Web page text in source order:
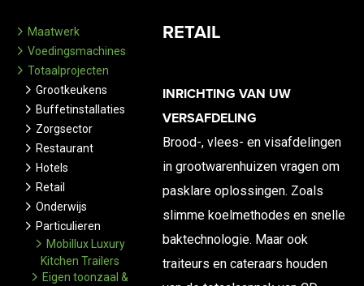
Maatwerk
Voedingsmachines
Totaalprojecten
Grootkeukens
Buffetinstallaties
Zorgsector
Restaurant
Hotels
Retail
Onderwijs
Particulieren
Mobillux Luxury
Kitchen Trailers
Eigen toonzaal &
RETAIL
INRICHTING VAN UW
VERSAFDELING
Brood-, vlees- en visafdelingen
in grootwarenhuizen vragen om
pasklare oplossingen. Zoals
slimme koelmethodes en snelle
baktechnologie. Maar ook
traiteurs en cateraars houden